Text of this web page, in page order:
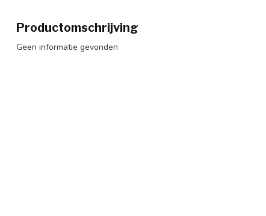
Productomschrijving
Geen informatie gevonden